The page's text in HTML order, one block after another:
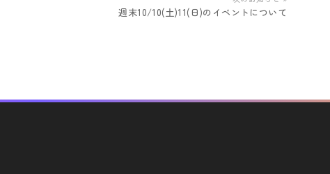
週末10/10(土)11(日)のイベントについて